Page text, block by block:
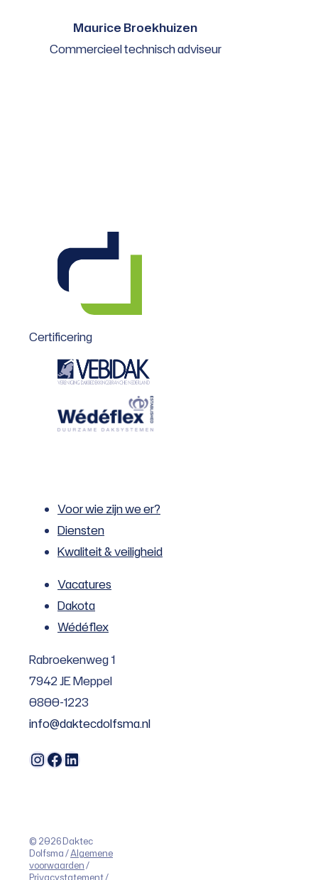
Maurice Broekhuizen
Commercieel technisch adviseur
Certificering
Voor wie zijn we er?
Diensten
Kwaliteit & veiligheid
Vacatures
Dakota
Wédéflex
Rabroekenweg 1
7942 JE Meppel
0800-1223
info@daktecdolfsma.nl
Instagram
Facebook
LinkedIn
© 2026 Daktec
Dolfsma /Algemene
voorwaarden/